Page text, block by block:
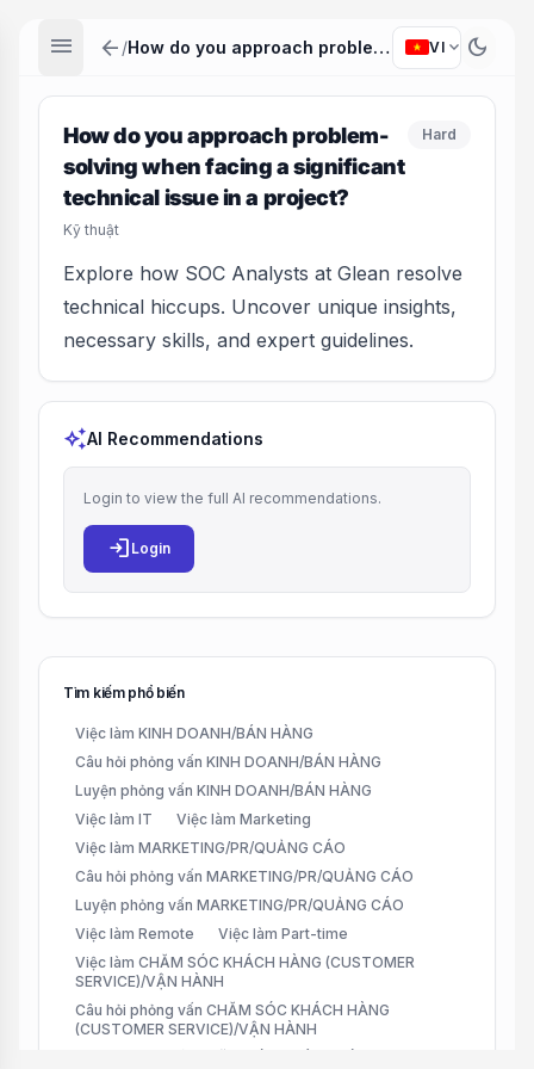
menu arrow_back / How do you approach problem-solving when facing a significant technical issue in a project? VI expand_more dark_mode
How do you approach problem-
solving when facing a significant
technical issue in a project?
Kỹ thuật
Hard
Explore how SOC Analysts at Glean resolve
technical hiccups. Uncover unique insights,
necessary skills, and expert guidelines.
auto_awesomeAI Recommendations
Login to view the full AI recommendations.
login Login
Tìm kiếm phổ biến
Việc làm KINH DOANH/BÁN HÀNG
Câu hỏi phỏng vấn KINH DOANH/BÁN HÀNG
Luyện phỏng vấn KINH DOANH/BÁN HÀNG
Việc làm IT
Việc làm Marketing
Việc làm MARKETING/PR/QUẢNG CÁO
Câu hỏi phỏng vấn MARKETING/PR/QUẢNG CÁO
Luyện phỏng vấn MARKETING/PR/QUẢNG CÁO
Việc làm Remote
Việc làm Part-time
Việc làm CHĂM SÓC KHÁCH HÀNG (CUSTOMER
SERVICE)/VẬN HÀNH
Câu hỏi phỏng vấn CHĂM SÓC KHÁCH HÀNG
(CUSTOMER SERVICE)/VẬN HÀNH